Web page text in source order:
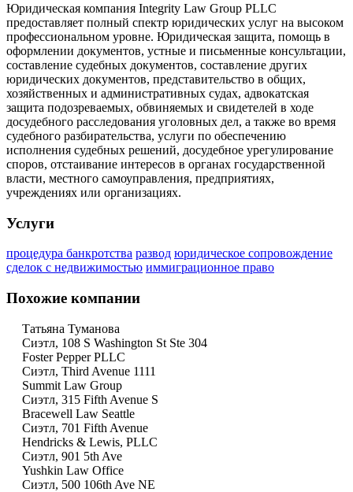
Юридическая компания Integrity Law Group PLLC
предоставляет полный спектр юридических услуг на высоком
профессиональном уровне. Юридическая защита, помощь в
оформлении документов, устные и письменные консультации,
составление судебных документов, составление других
юридических документов, представительство в общих,
хозяйственных и административных судах, адвокатская
защита подозреваемых, обвиняемых и свидетелей в ходе
досудебного расследования уголовных дел, а также во время
судебного разбирательства, услуги по обеспечению
исполнения судебных решений, досудебное урегулирование
споров, отстаивание интересов в органах государственной
власти, местного самоуправления, предприятиях,
учреждениях или организациях.
Услуги
процедура банкротства развод юридическое сопровождение
сделок с недвижимостью иммиграционное право
Похожие компании
Татьяна Туманова
Сиэтл, 108 S Washington St Ste 304
Foster Pepper PLLC
Сиэтл, Third Avenue 1111
Summit Law Group
Сиэтл, 315 Fifth Avenue S
Bracewell Law Seattle
Сиэтл, 701 Fifth Avenue
Hendricks & Lewis, PLLC
Сиэтл, 901 5th Ave
Yushkin Law Office
Сиэтл, 500 106th Ave NE